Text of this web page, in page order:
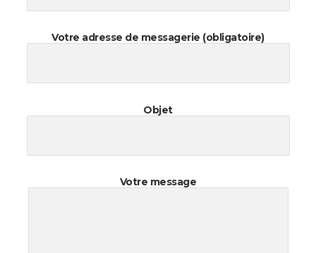
Votre adresse de messagerie (obligatoire)
Objet
Votre message